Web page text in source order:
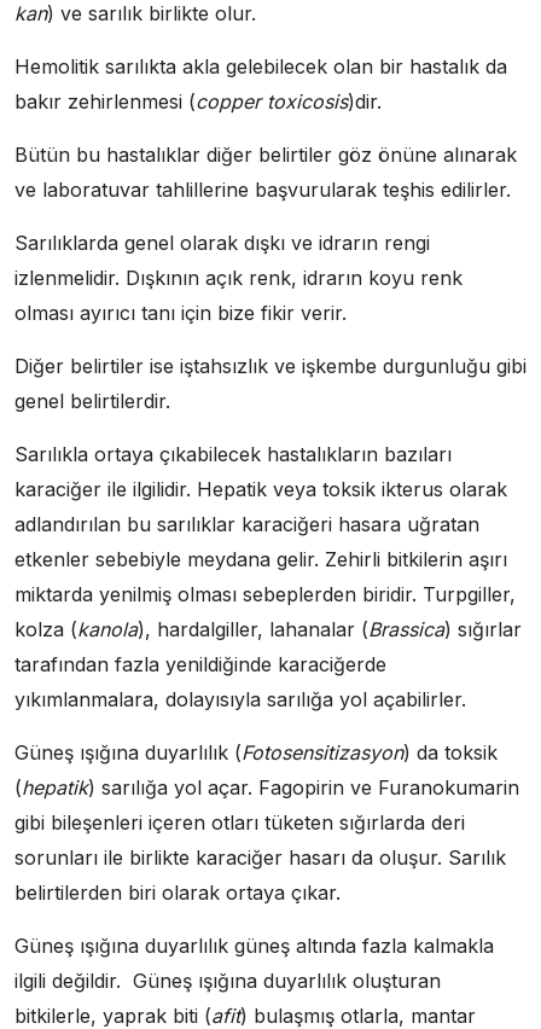
kan) ve sarılık birlikte olur.
Hemolitik sarılıkta akla gelebilecek olan bir hastalık da
bakır zehirlenmesi (copper toxicosis)dir.
Bütün bu hastalıklar diğer belirtiler göz önüne alınarak
ve laboratuvar tahlillerine başvurularak teşhis edilirler.
Sarılıklarda genel olarak dışkı ve idrarın rengi
izlenmelidir. Dışkının açık renk, idrarın koyu renk
olması ayırıcı tanı için bize fikir verir.
Diğer belirtiler ise iştahsızlık ve işkembe durgunluğu gibi
genel belirtilerdir.
Sarılıkla ortaya çıkabilecek hastalıkların bazıları
karaciğer ile ilgilidir. Hepatik veya toksik ikterus olarak
adlandırılan bu sarılıklar karaciğeri hasara uğratan
etkenler sebebiyle meydana gelir. Zehirli bitkilerin aşırı
miktarda yenilmiş olması sebeplerden biridir. Turpgiller,
kolza (kanola), hardalgiller, lahanalar (Brassica) sığırlar
tarafından fazla yenildiğinde karaciğerde
yıkımlanmalara, dolayısıyla sarılığa yol açabilirler.
Güneş ışığına duyarlılık (Fotosensitizasyon) da toksik
(hepatik) sarılığa yol açar. Fagopirin ve Furanokumarin
gibi bileşenleri içeren otları tüketen sığırlarda deri
sorunları ile birlikte karaciğer hasarı da oluşur. Sarılık
belirtilerden biri olarak ortaya çıkar.
Güneş ışığına duyarlılık güneş altında fazla kalmakla
ilgili değildir. Güneş ışığına duyarlılık oluşturan
bitkilerle, yaprak biti (afit) bulaşmış otlarla, mantar